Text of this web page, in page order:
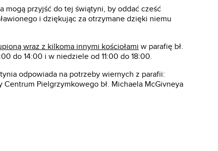
mogą przyjść do tej świątyni, by oddać cześć
i dziękując za otrzymane dzięki niemu
wraz z kilkoma innymi kościołami w parafię bł.
do 14:00 i w niedziele od 11:00 do 18:00.
odpowiada na potrzeby wiernych z parafii:
Pielgrzymkowego bł. Michaela McGivneya